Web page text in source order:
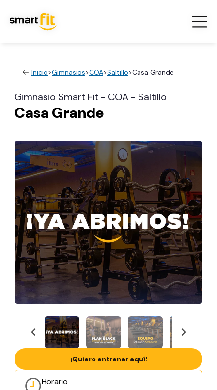
Inicio>Gimnasios>COA>Saltillo>Casa Grande
Gimnasio Smart Fit - COA - Saltillo
Casa Grande
Horario
¡Quiero entrenar aquí!